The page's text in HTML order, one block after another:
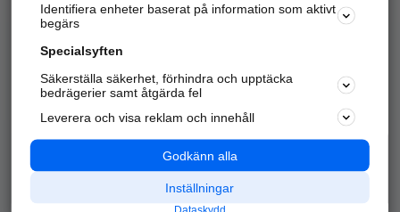
samarbetspartners nära dig.
Alla kategorier
Populära sökningar
API & Kartor
Annonsera
Integritet
Nödnummer
Identifiera enheter baserat på information som aktivt
begärs
Specialsyften
Säkerställa säkerhet, förhindra och upptäcka
bedrägerier samt åtgärda fel
Leverera och visa reklam och innehåll
Godkänn alla
Inställningar
Dataskydd